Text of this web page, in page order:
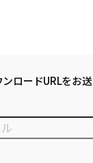
ロードURLをお送